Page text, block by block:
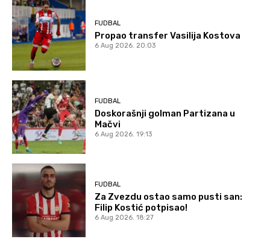
FUDBAL
Propao transfer Vasilija Kostova
6 Aug 2026. 20:03
FUDBAL
Doskorašnji golman Partizana u
Mačvi
6 Aug 2026. 19:13
FUDBAL
Za Zvezdu ostao samo pusti san:
Filip Kostić potpisao!
6 Aug 2026. 18:27